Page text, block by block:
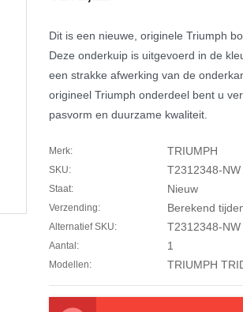
Dit is een nieuwe, originele Triumph
Deze onderkuip is uitgevoerd in de
een strakke afwerking van de
origineel Triumph onderdeel bent u
pasvorm en duurzame kwaliteit.
Merk: TRIUMPH
SKU: T2312348-NW
Staat: Nieuw
Verzending: Berekend
Alternatief SKU: T2312348-NW
Aantal: 1
Modellen: TRIUMPH